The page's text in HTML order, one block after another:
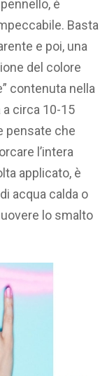
è
Basta
e poi, una
del colore
contenuta nella
circa 10-15
pensate che
l’intera
applicato, è
acqua calda o
lo smalto